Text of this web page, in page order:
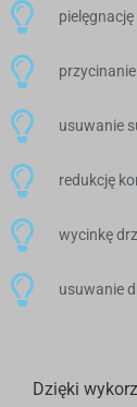
przycinanie
usuwanie
redukcję
wycinkę
usuwanie
Dzięki